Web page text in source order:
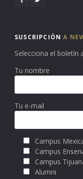
SUSCRIPCIÓNA
Selecciona el boletín
Tu nombre
Tu e-mail
Campus
Campus
Campus
Alumni